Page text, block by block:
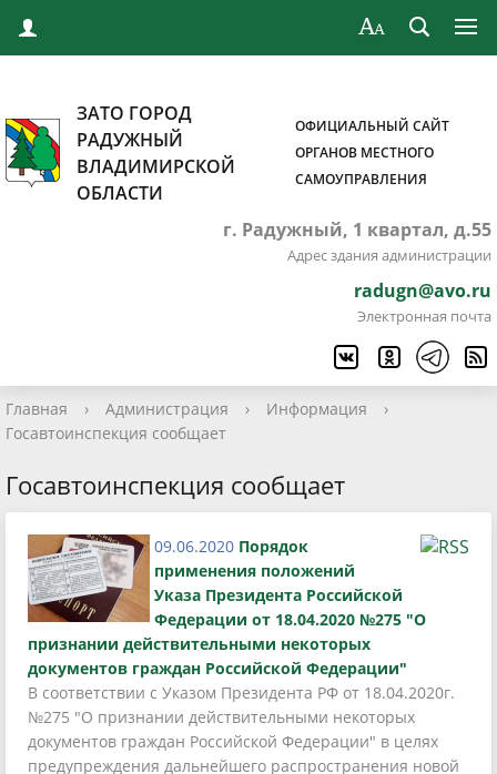
ЗАТО ГОРОД
РАДУЖНЫЙ
ВЛАДИМИРСКОЙ
ОБЛАСТИ
ОФИЦИАЛЬНЫЙ САЙТ
ОРГАНОВ МЕСТНОГО
САМОУПРАВЛЕНИЯ
г. Радужный, 1 квартал, д.55
Адрес здания администрации
radugn@avo.ru
Электронная почта
Главная › Администрация › Информация
›
Госавтоинспекция сообщает
Госавтоинспекция сообщает
09.06.2020 Порядок
применения положений
Указа Президента Российской
Федерации от 18.04.2020 №275 "О
признании действительными некоторых
документов граждан Российской Федерации"
В соответствии с Указом Президента РФ от 18.04.2020г.
№275 "О признании действительными некоторых
документов граждан Российской Федерации" в целях
предупреждения дальнейшего распространения новой